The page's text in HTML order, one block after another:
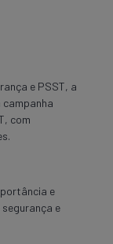
e PSST, a
campanha
com
e
e